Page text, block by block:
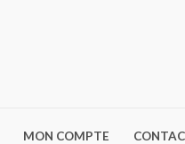
MON COMPTE